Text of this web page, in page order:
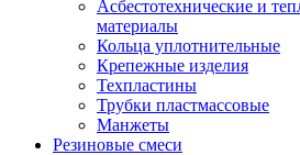
Асбестотехнические и
материалы
Кольца уплотнительные
Крепежные изделия
Техпластины
Трубки пластмассовые
Манжеты
Резиновые смеси